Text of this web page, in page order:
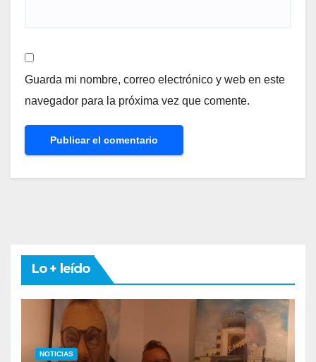
Guarda mi nombre, correo electrónico y web en este
navegador para la próxima vez que comente.
Lo + leído
NOTICIAS